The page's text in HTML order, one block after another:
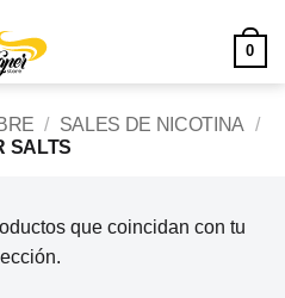
0
/ SALES DE NICOTINA /
SALTS
que coincidan con tu